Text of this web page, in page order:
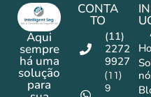
Aqui
sempre
há uma
solução
para
CONTA
TO
(11)
2272
9927
(11)
9